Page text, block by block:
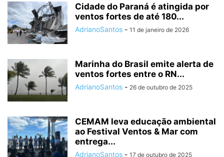
Cidade do Paraná é atingida por
ventos fortes de até 180...
AdrianoSantos - 11 de janeiro de 2026
Marinha do Brasil emite alerta de
ventos fortes entre o RN...
AdrianoSantos - 26 de outubro de 2025
CEMAM leva educação ambiental
ao Festival Ventos & Mar com
entrega...
AdrianoSantos - 17 de outubro de 2025